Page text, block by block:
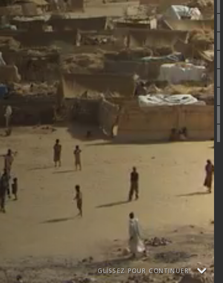
Perspectives
Liens
Facts
03 Z-3ha
Genfer Konvention
International Schutzb.
Humanitäres Visum
Flüchtling
Migrant/in
Globaler Pakt Fl.
Komplemtärer Schutz
GLISSEZ POUR CONTINUER